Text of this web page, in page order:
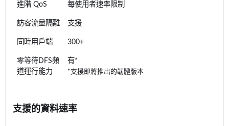
進階 QoS 每使用者速率限制
訪客流量隔離 支援
同時用戶端 300+
零等待DFS頻
道運行能力
有*
*支援即將推出的韌體版本
支援的資料速率